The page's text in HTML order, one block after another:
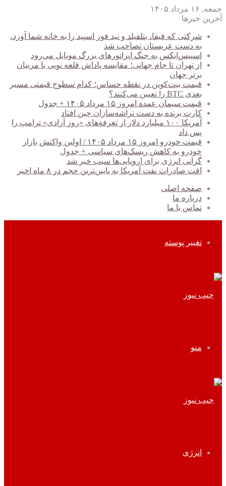
جمعه, ۱۶ مرداد ۱۴۰۵
آخرین خبرها
شرکتی که فیفا، بتلفیلد و نید فور اسپید را به خانه شما آورد،
به دست عربستان تصاحب شد
اسپیس‌ایکس به جنگ اپراتورهای بزرگ موبایل می‌رود
از تهران تا جام جهانی؛ مقایسه پاداش قلعه نویی با مربیان
برتر جهان
قیمت بیت‌کوین در نقطه حساس؛ کدام سطوح قیمتی مسیر
بعدی BTC را تعیین می‌کنند؟
قیمت سیمان عمده امروز ۱۵ مرداد ۱۴۰۵ + جدول
کارت برنده به دست تراشه‌سازان چین افتاد
آمریکا ۱۰۰ میلیارد دلار از تعرفه‌های «روز آزادی» ترامپ را
پس داد
قیمت خودرو امروز ۱۵ مرداد ۱۴۰۵ / اولین واکنش بازار
خودرو به کاهش ریسک‌های سیاسی + جدول
گرانی انرژی برای اروپایی‌ها سبب خیر شد
افت صادرات نفت آمریکا به پایین‌ترین حجم در ۸ ماه اخیر
صفحه اصلی
درباره ما
تماس با ما
تغییر پوسته
منو
انرژی